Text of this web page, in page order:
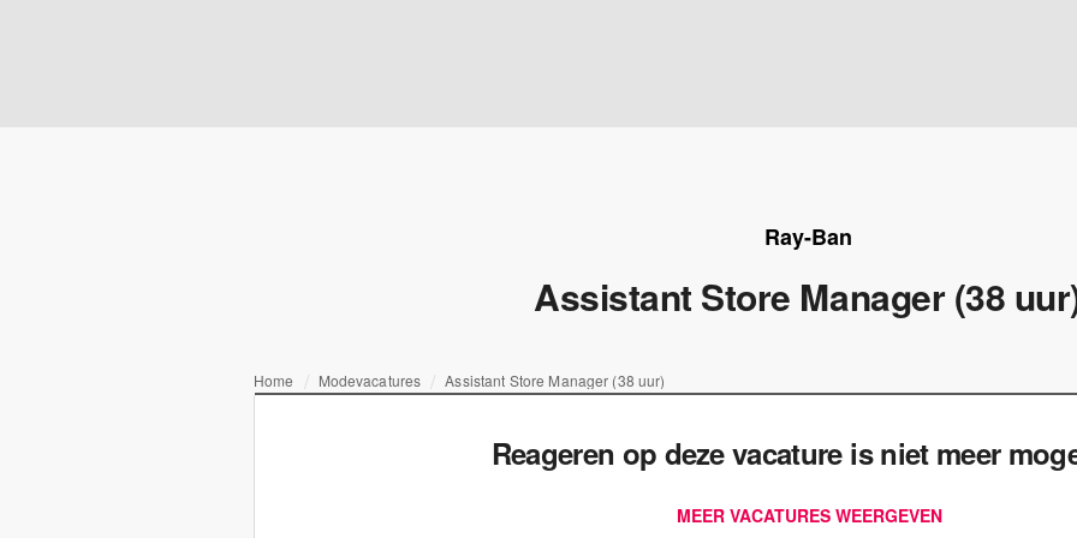
Ray-Ban
Assistant Store Manager (38
Home Modevacatures Assistant Store Manager (38 uur)
Reageren op deze vacature is niet meer
MEER VACATURES WEERGEVEN